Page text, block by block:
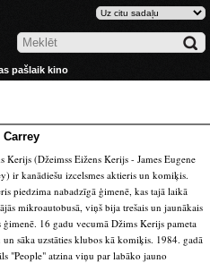
pašlaik kino
Kerijs (Džeimss Eižens Kerijs - James Eugene
ir kanādiešu izcelsmes aktieris un komiķis.
piedzima nabadzīgā ģimenē, kas tajā laikā
mikroautobusā, viņš bija trešais un jaunākais
ģimenē. 16 gadu vecumā Džims Kerijs pameta
un sāka uzstāties klubos kā komiķis. 1984. gadā
"People" atzina viņu par labāko jauno